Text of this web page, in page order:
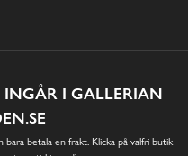
INGÅR I GALLERIAN
betala en frakt. Klicka på valfri butik